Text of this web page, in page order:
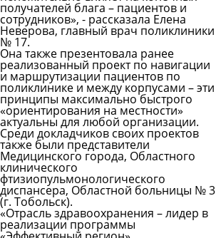
получателей блага – пациентов и
сотрудников», - рассказала Елена
Неверова, главный врач поликлиники
№ 17.
Она также презентовала ранее
реализованный проект по навигации
и маршрутизации пациентов по
поликлинике и между корпусами – эти
принципы максимально быстрого
«ориентирования на местности»
актуальны для любой организации.
Среди докладчиков своих проектов
также были представители
Медицинского города, Областного
клинического
фтизиопульмонологического
диспансера, Областной больницы № 3
(г. Тобольск).
«Отрасль здравоохранения – лидер в
реализации программы